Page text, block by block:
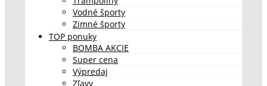
Vodné športy
Zimné športy
TOP ponuky
BOMBA AKCIE
Super cena
Výpredaj
Zľavy